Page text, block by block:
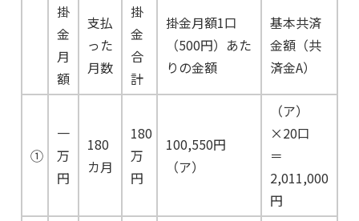
掛
金
月
額
支払
った
月数
掛
金
合
計
掛金月額1口
（500円）あた
りの金額
基本共済
金額（共
済金A）
①
一
万
円
180
カ月
180
万
円
100,550円
（ア）
（ア）
×20口
＝
2,011,000
円